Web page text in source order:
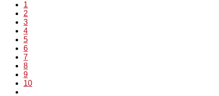
1
2
3
4
5
6
7
8
9
10